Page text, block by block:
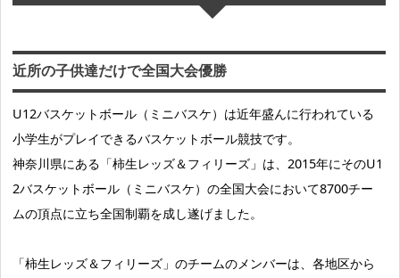
近所の子供達だけで全国大会優勝
U12バスケットボール（ミニバスケ）は近年盛んに行われている
小学生がプレイできるバスケットボール競技です。
神奈川県にある「柿生レッズ＆フィリーズ」は、2015年にそのU1
2バスケットボール（ミニバスケ）の全国大会において8700チー
ムの頂点に立ち全国制覇を成し遂げました。
「柿生レッズ＆フィリーズ」のチームのメンバーは、各地区から